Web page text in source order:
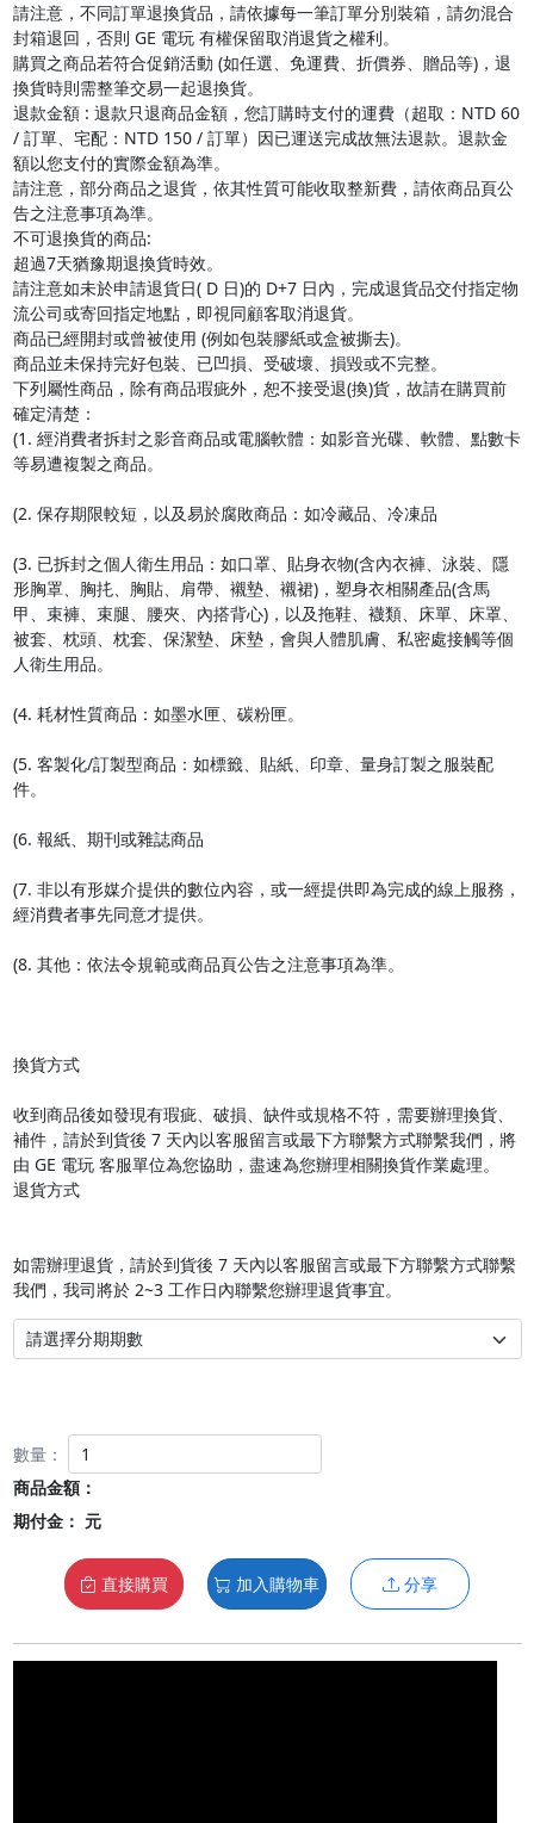
請注意，不同訂單退換貨品，請依據每一筆訂單分別裝箱，請勿混合
封箱退回，否則 GE 電玩 有權保留取消退貨之權利。
購買之商品若符合促銷活動 (如任選、免運費、折價券、贈品等)，退
換貨時則需整筆交易一起退換貨。
退款金額 : 退款只退商品金額，您訂購時支付的運費（超取：NTD 60
/ 訂單、宅配：NTD 150 / 訂單）因已運送完成故無法退款。退款金
額以您支付的實際金額為準。
請注意，部分商品之退貨，依其性質可能收取整新費，請依商品頁公
告之注意事項為準。
不可退換貨的商品:
超過7天猶豫期退換貨時效。
請注意如未於申請退貨日( D 日)的 D+7 日內，完成退貨品交付指定物
流公司或寄回指定地點，即視同顧客取消退貨。
商品已經開封或曾被使用 (例如包裝膠紙或盒被撕去)。
商品並未保持完好包裝、已凹損、受破壞、損毀或不完整。
下列屬性商品，除有商品瑕疵外，恕不接受退(換)貨，故請在購買前
確定清楚：
(1. 經消費者拆封之影音商品或電腦軟體：如影音光碟、軟體、點數卡
等易遭複製之商品。
(2. 保存期限較短，以及易於腐敗商品：如冷藏品、冷凍品
(3. 已拆封之個人衛生用品：如口罩、貼身衣物(含內衣褲、泳裝、隱
形胸罩、胸扥、胸貼、肩帶、襯墊、襯裙)，塑身衣相關產品(含馬
甲、束褲、束腿、腰夾、內搭背心)，以及拖鞋、襪類、床單、床罩、
被套、枕頭、枕套、保潔墊、床墊，會與人體肌膚、私密處接觸等個
人衛生用品。
(4. 耗材性質商品：如墨水匣、碳粉匣。
(5. 客製化/訂製型商品：如標籤、貼紙、印章、量身訂製之服裝配
件。
(6. 報紙、期刊或雜誌商品
(7. 非以有形媒介提供的數位內容，或一經提供即為完成的線上服務，
經消費者事先同意才提供。
(8. 其他：依法令規範或商品頁公告之注意事項為準。
換貨方式
收到商品後如發現有瑕疵、破損、缺件或規格不符，需要辦理換貨、
補件，請於到貨後 7 天內以客服留言或最下方聯繫方式聯繫我們，將
由 GE 電玩 客服單位為您協助，盡速為您辦理相關換貨作業處理。
退貨方式
如需辦理退貨，請於到貨後 7 天內以客服留言或最下方聯繫方式聯繫
我們，我司將於 2~3 工作日內聯繫您辦理退貨事宜。
數量：
商品金額：
期付金： 元
直接購買 加入購物車 分享